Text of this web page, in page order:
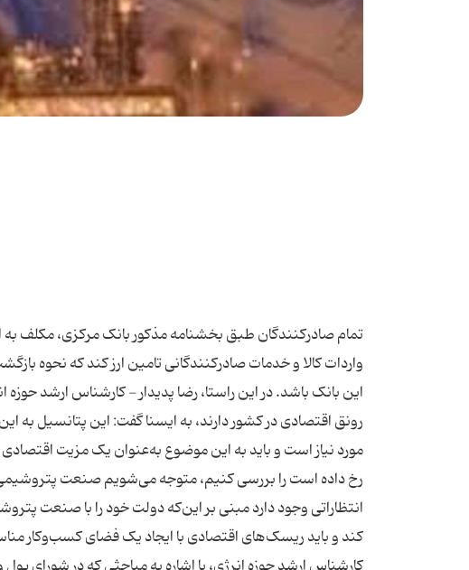
تمام صادرکنندگان طبق بخشنامه مذکور بانک مرکزی، مکلف
واردات کالا و خدمات صادرکنندگانی تامین ارز کند که نحوه
این بانک باشد. در این راستا، رضا پدیدار - کارشناس ارشد
رونق اقتصادی در کشور دارند، به ایسنا گفت: این پتانسیل
مورد نیاز است و باید به این موضوع به‌عنوان یک مزیت اقتصادی
رخ داده است را بررسی کنیم، متوجه می‌شویم صنعت
انتظاراتی وجود دارد مبنی بر این‌که دولت خود را با صنعت
کند و باید ریسک‌های اقتصادی با ایجاد یک فضای کسب‌وکار